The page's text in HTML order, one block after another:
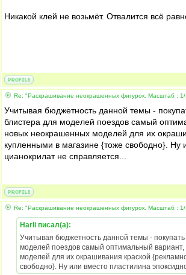
Никакой клей не возьмёт. Отвалится всё
Re: "Раскрашивание неокрашенных фигурок. Масштаб :
Учитывая бюджетность данной темы -
блистера для моделей поездов самый
новых неокрашенных моделей для их
купленными в магазине {тоже свободно}. Ну
цианокрилат не справляется...
Re: "Раскрашивание неокрашенных фигурок. Масштаб :
Harli писал(а):
Учитывая бюджетность данной темы -
моделей поездов самый оптимальный
моделей для их окрашивания краской
свободно}. Ну или вместо пластилина